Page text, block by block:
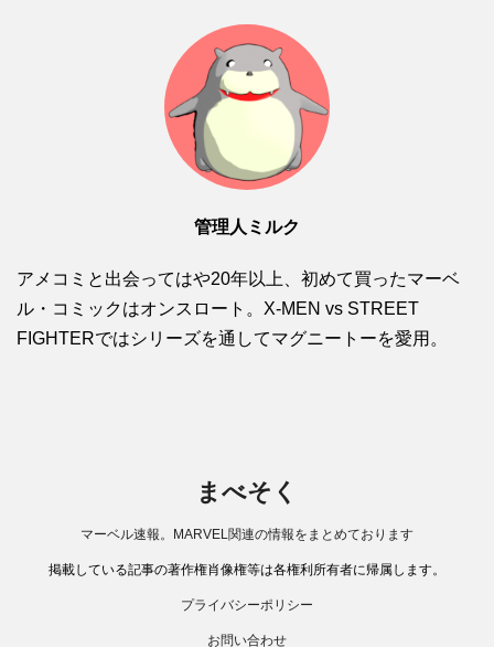
管理人ミルク
アメコミと出会ってはや20年以上、初めて買ったマーベ
ル・コミックはオンスロート。X-MEN vs STREET
FIGHTERではシリーズを通してマグニートーを愛用。
まべそく
マーベル速報。MARVEL関連の情報をまとめております
掲載している記事の著作権肖像権等は各権利所有者に帰属します。
プライバシーポリシー
お問い合わせ